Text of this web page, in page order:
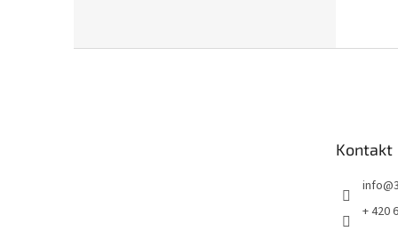
Kontakt
info@
+ 420